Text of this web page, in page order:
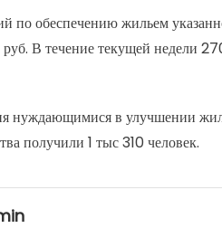
по обеспечению жильем
В течение текущей недели
нуждающимися в улучшении
получили 1 тыс 310 человек.